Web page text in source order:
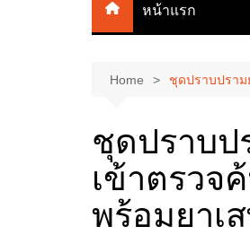
หน้าแรก
Home ชุดปราบปราม
ชุดปราบป
เข้าตรวจ
พร้อมยาเ